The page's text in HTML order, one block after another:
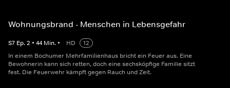
Wohnungsbrand - Menschen in Lebensgefahr
S7 Ep.2 • 44 Min. • HD
12
In einem Bochumer Mehrfamilienhaus bricht ein Feuer aus. Eine
Bewohnerin kann sich retten, doch eine sechsköpfige Familie sitzt
fest. Die Feuerwehr kämpft gegen Rauch und Zeit.